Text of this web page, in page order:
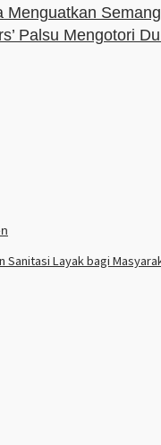
Palsu Mengotori
Sanitasi Layak bagi